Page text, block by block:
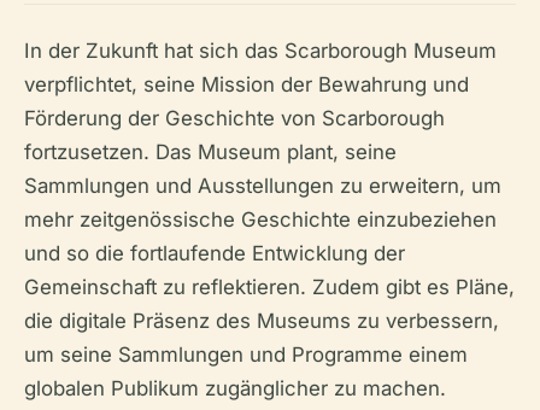
In der Zukunft hat sich das Scarborough Museum
verpflichtet, seine Mission der Bewahrung und
Förderung der Geschichte von Scarborough
fortzusetzen. Das Museum plant, seine
Sammlungen und Ausstellungen zu erweitern, um
mehr zeitgenössische Geschichte einzubeziehen
und so die fortlaufende Entwicklung der
Gemeinschaft zu reflektieren. Zudem gibt es Pläne,
die digitale Präsenz des Museums zu verbessern,
um seine Sammlungen und Programme einem
globalen Publikum zugänglicher zu machen.